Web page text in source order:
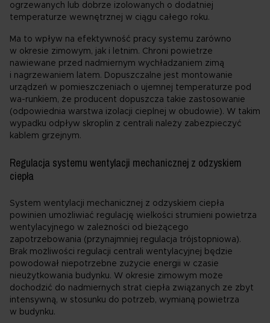
ogrzewanych lub dobrze izolowanych o dodatniej
temperaturze wewnętrznej w ciągu całego roku.
Ma to wpływ na efektywność pracy systemu zarówno
w okresie zimowym, jak i letnim. Chroni powietrze
nawiewane przed nadmiernym wychładzaniem zimą
i nagrzewaniem latem. Dopuszczalne jest montowanie
urządzeń w pomieszczeniach o ujemnej temperaturze pod
wa-runkiem, że producent dopuszcza takie zastosowanie
(odpowiednia warstwa izolacji cieplnej w obudowie). W takim
wypadku odpływ skroplin z centrali należy zabezpieczyć
kablem grzejnym.
Regulacja systemu wentylacji mechanicznej z odzyskiem
ciepła
System wentylacji mechanicznej z odzyskiem ciepła
powinien umożliwiać regulację wielkości strumieni powietrza
wentylacyjnego w zależności od bieżącego
zapotrzebowania (przynajmniej regulacja trójstopniowa).
Brak możliwości regulacji centrali wentylacyjnej będzie
powodował niepotrzebne zużycie energii w czasie
nieużytkowania budynku. W okresie zimowym może
dochodzić do nadmiernych strat ciepła związanych ze zbyt
intensywną, w stosunku do potrzeb, wymianą powietrza
w budynku.